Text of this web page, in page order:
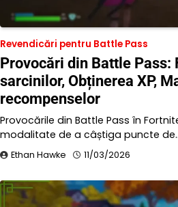
Revendicări pentru Battle Pass
Provocări din Battle Pass:
sarcinilor, Obținerea XP,
recompenselor
Provocările din Battle Pass în
modalitate de a câștiga puncte
Ethan Hawke 11/03/2026